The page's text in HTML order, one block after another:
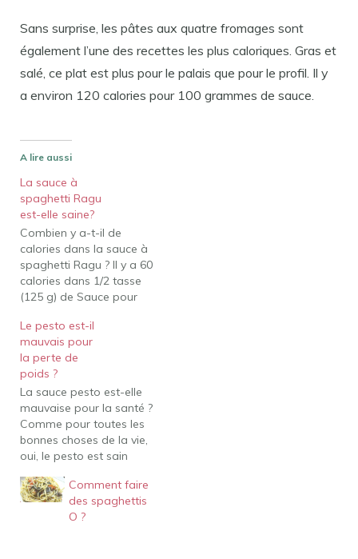
Sans surprise, les pâtes aux quatre fromages sont
également l’une des recettes les plus caloriques. Gras et
salé, ce plat est plus pour le palais que pour le profil. Il y
a environ 120 calories pour 100 grammes de sauce.
A lire aussi
La sauce à
spaghetti Ragu
est-elle saine?
Combien y a-t-il de
calories dans la sauce à
spaghetti Ragu ? Il y a 60
calories dans 1/2 tasse
(125 g) de Sauce pour
Style Ancien Monde
Ragu. Combien de
calories sauce spaghetti
spaghetti? Les
spaghettis, avec sauce
tomate et viande, faits
maison (1 tasse)
contiennent…
Le pesto est-il
mauvais pour
la perte de
poids ?
La sauce pesto est-elle
mauvaise pour la santé ?
Comme pour toutes les
bonnes choses de la vie,
oui, le pesto est sain
pesto est riche en
matières grasses et en
calories, mais contient
Comment faire
des spaghettis
O ?